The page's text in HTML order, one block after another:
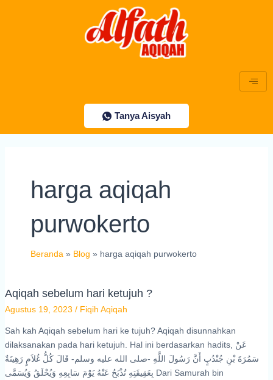
Tanya Aisyah
harga aqiqah
purwokerto
Beranda Blog harga aqiqah purwokerto
Aqiqah sebelum hari ketujuh ?
Agustus 19, 2023 / Fiqih Aqiqah
Sah kah Aqiqah sebelum hari ke tujuh? Aqiqah disunnahkan
dilaksanakan pada hari ketujuh. Hal ini berdasarkan hadits, عَنْ
سَمُرَةَ بْنِ جُنْدُبٍ أَنَّ رَسُولَ اللَّهِ -صلى الله عليه وسلم- قَالَ كُلُّ غُلاَمٍ رَهِينَةٌ
بِعَقِيقَتِهِ تُذْبَحُ عَنْهُ يَوْمَ سَابِعِهِ وَيُحْلَقُ وَيُسَمَّى Dari Samurah bin